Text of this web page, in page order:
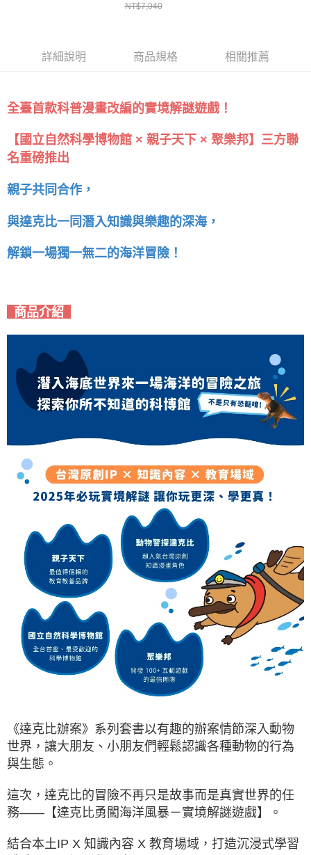
雷射光學款
NT$7,040
詳細說明 商品規格 相關推薦
全臺首款科普漫畫改編的實境解謎遊戲！
【國立自然科學博物館 × 親子天下 × 聚樂邦】三方聯
名重磅推出
親子共同合作，
與達克比一同潛入知識與樂趣的深海，
解鎖一場獨一無二的海洋冒險！
商品介紹
《達克比辦案》系列套書以有趣的辦案情節深入動物
世界，讓大朋友、小朋友們輕鬆認識各種動物的行為
與生態。
這次，達克比的冒險不再只是故事而是真實世界的任
務——【達克比勇闖海洋風暴－實境解謎遊戲】。
結合本土IP X 知識內容 X 教育場域，打造沉浸式學習